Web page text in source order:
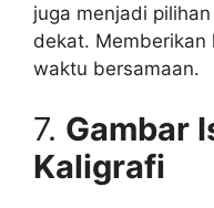
juga menjadi
dekat. Memberikan
waktu bersamaan.
7. Gambar
Kaligrafi